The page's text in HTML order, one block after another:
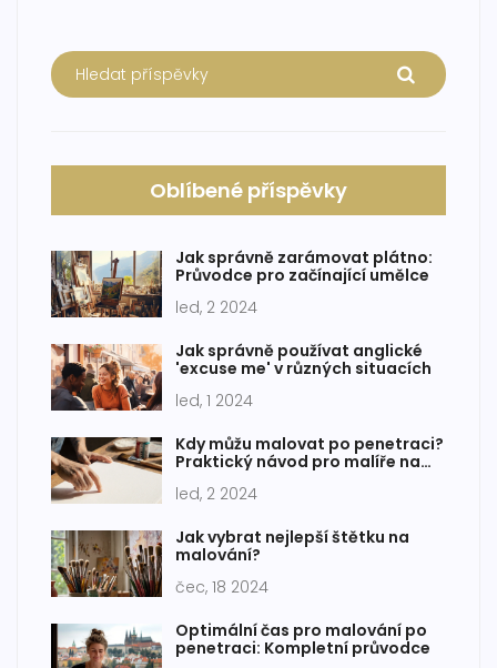
Oblíbené příspěvky
Jak správně zarámovat plátno:
Průvodce pro začínající umělce
led, 2 2024
Jak správně používat anglické
'excuse me' v různých situacích
led, 1 2024
Kdy můžu malovat po penetraci?
Praktický návod pro malíře na
led, 2 2024
Jak vybrat nejlepší štětku na
malování?
čec, 18 2024
Optimální čas pro malování po
penetraci: Kompletní průvodce